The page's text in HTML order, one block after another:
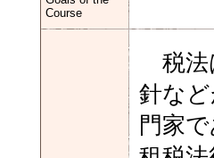
Course
税法
針な
門家